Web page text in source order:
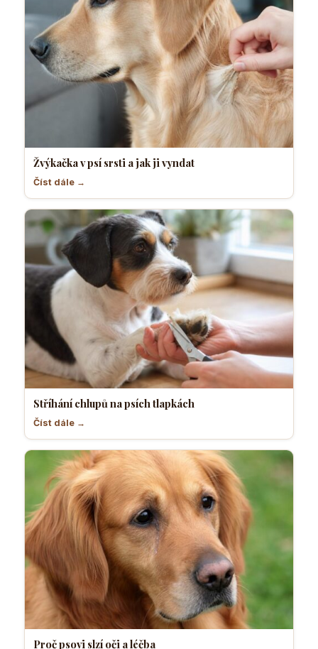
Žvýkačka v psí srsti a jak ji vyndat
Číst dále →
Stříhání chlupů na psích tlapkách
Číst dále →
Proč psovi slzí oči a léčba